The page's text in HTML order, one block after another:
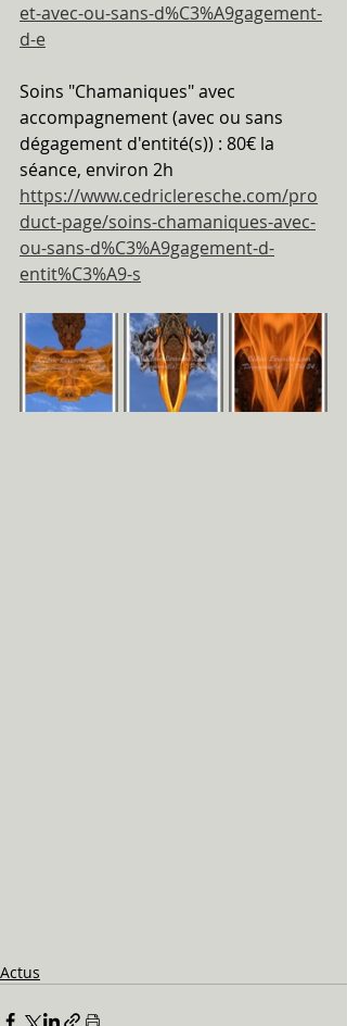
et-avec-ou-sans-d%C3%A9gagement-
d-e
Soins "Chamaniques" avec
accompagnement (avec ou sans
dégagement d'entité(s)) : 80€ la
séance, environ 2h
https://www.cedricleresche.com/pro
duct-page/soins-chamaniques-avec-
ou-sans-d%C3%A9gagement-d-
entit%C3%A9-s
Actus